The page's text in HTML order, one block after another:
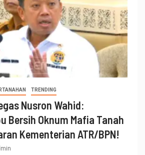
TRENDING
Nusron Wahid:
Bersih Oknum Mafia Tanah
Kementerian ATR/BPN!